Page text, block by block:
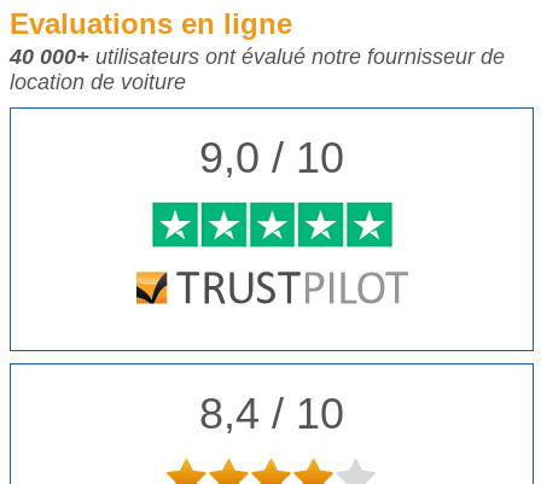
Evaluations en ligne
40 000+ utilisateurs ont évalué notre fournisseur de
location de voiture
9,0 / 10
8,4 / 10